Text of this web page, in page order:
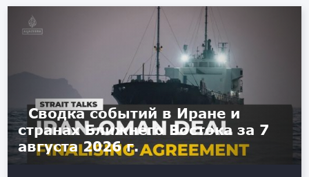
Сводка событий в Иране и
странах Ближнего Востока за 7
августа 2026 г.